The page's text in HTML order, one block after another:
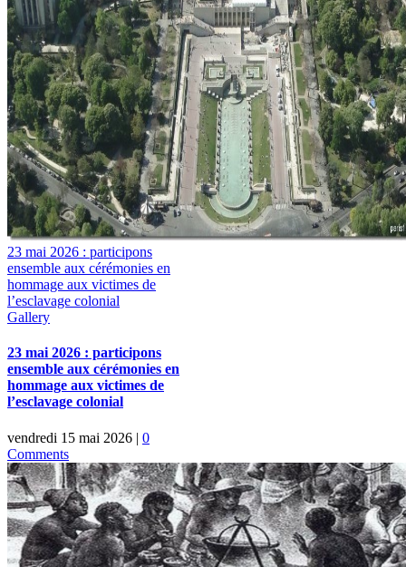
23 mai 2026 : participons
ensemble aux cérémonies en
hommage aux victimes de
l’esclavage colonial
Gallery
23 mai 2026 : participons
ensemble aux cérémonies en
hommage aux victimes de
l’esclavage colonial
vendredi 15 mai 2026 | 0
Comments